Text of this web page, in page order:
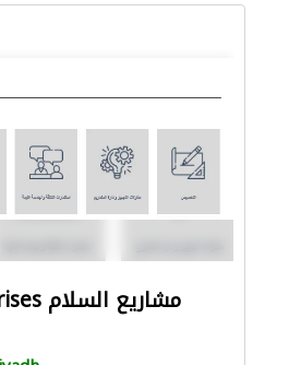
Salam Enterprises مشاريع السلام